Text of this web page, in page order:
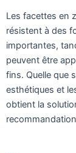
Les facettes en
résistent à des
importantes,
peuvent être
fins. Quelle que
esthétiques et
obtient la